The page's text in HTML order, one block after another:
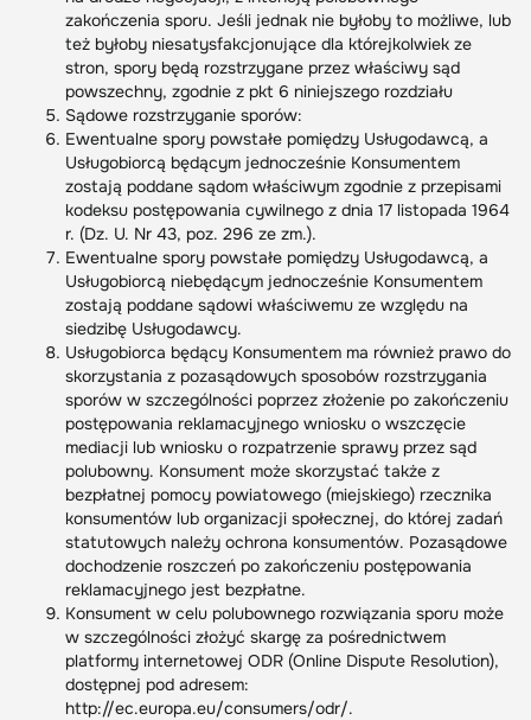
zakończenia sporu. Jeśli jednak nie byłoby to możliwe, lub
też byłoby niesatysfakcjonujące dla którejkolwiek ze
stron, spory będą rozstrzygane przez właściwy sąd
powszechny, zgodnie z pkt 6 niniejszego rozdziału
Sądowe rozstrzyganie sporów:
Ewentualne spory powstałe pomiędzy Usługodawcą, a
Usługobiorcą będącym jednocześnie Konsumentem
zostają poddane sądom właściwym zgodnie z przepisami
kodeksu postępowania cywilnego z dnia 17 listopada 1964
r. (Dz. U. Nr 43, poz. 296 ze zm.).
Ewentualne spory powstałe pomiędzy Usługodawcą, a
Usługobiorcą niebędącym jednocześnie Konsumentem
zostają poddane sądowi właściwemu ze względu na
siedzibę Usługodawcy.
Usługobiorca będący Konsumentem ma również prawo do
skorzystania z pozasądowych sposobów rozstrzygania
sporów w szczególności poprzez złożenie po zakończeniu
postępowania reklamacyjnego wniosku o wszczęcie
mediacji lub wniosku o rozpatrzenie sprawy przez sąd
polubowny. Konsument może skorzystać także z
bezpłatnej pomocy powiatowego (miejskiego) rzecznika
konsumentów lub organizacji społecznej, do której zadań
statutowych należy ochrona konsumentów. Pozasądowe
dochodzenie roszczeń po zakończeniu postępowania
reklamacyjnego jest bezpłatne.
Konsument w celu polubownego rozwiązania sporu może
w szczególności złożyć skargę za pośrednictwem
platformy internetowej ODR (Online Dispute Resolution),
dostępnej pod adresem:
http://ec.europa.eu/consumers/odr/.